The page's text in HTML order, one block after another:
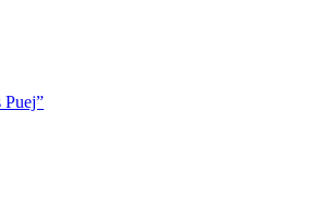
Puej”